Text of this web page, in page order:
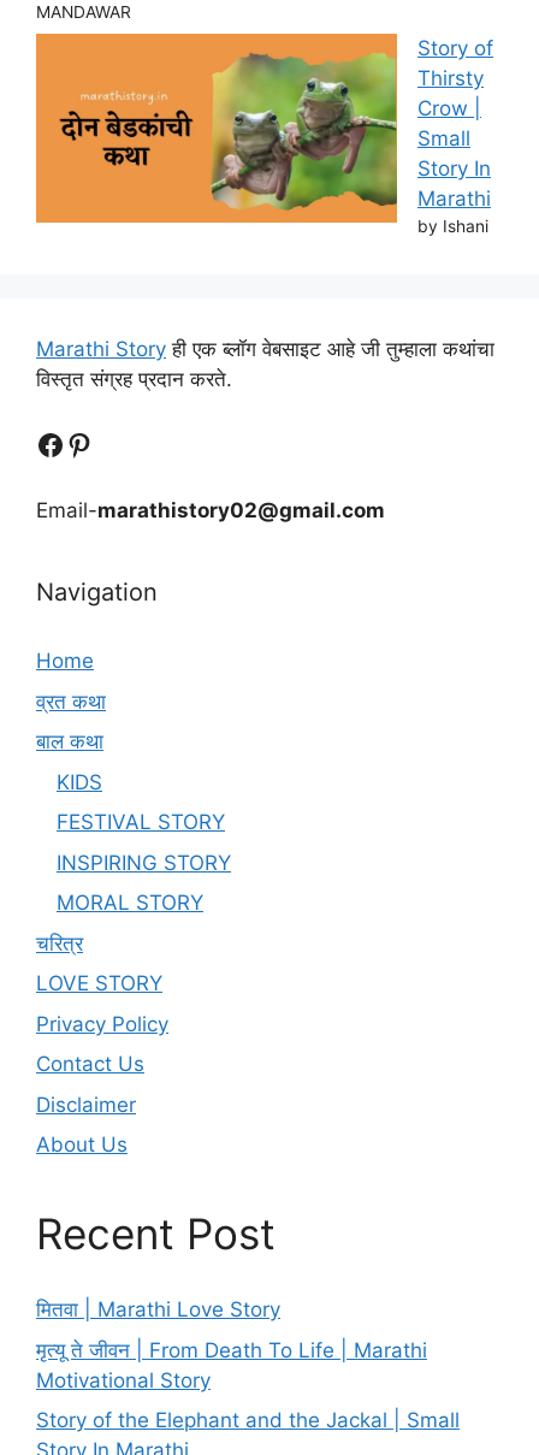
MANDAWAR
Story of
Thirsty
Crow |
Small
Story In
Marathi
by Ishani
Marathi Story ही एक ब्लॉग वेबसाइट आहे जी तुम्हाला कथांचा
विस्तृत संग्रह प्रदान करते.
Follow UsFollow us
Email-marathistory02@gmail.com
Navigation
Home
व्रत कथा
बाल कथा
KIDS
FESTIVAL STORY
INSPIRING STORY
MORAL STORY
चरित्र
LOVE STORY
Privacy Policy
Contact Us
Disclaimer
About Us
Recent Post
मितवा | Marathi Love Story
मृत्यू ते जीवन | From Death To Life | Marathi
Motivational Story
Story of the Elephant and the Jackal | Small